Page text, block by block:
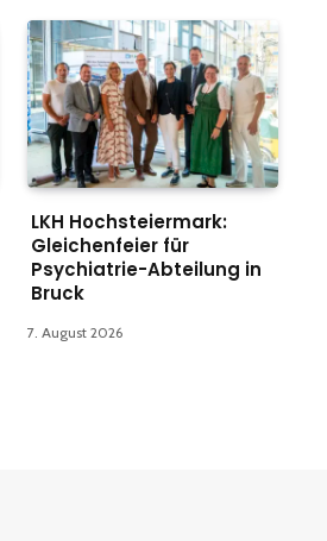
LKH Hochsteiermark:
Gleichenfeier für
Psychiatrie-Abteilung in
Bruck
7. August 2026